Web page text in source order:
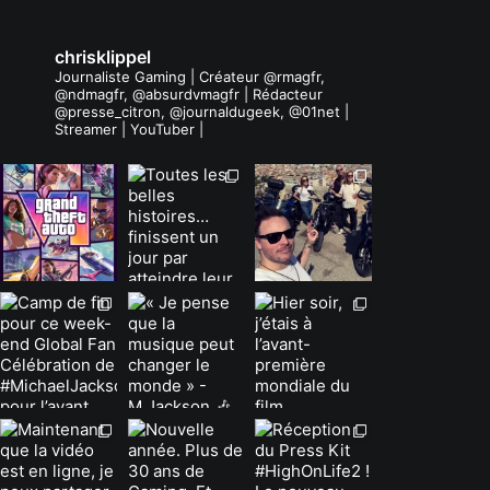
chrisklippel
Journaliste Gaming | Créateur @rmagfr,
@ndmagfr, @absurdvmagfr | Rédacteur
@presse_citron, @journaldugeek, @01net |
Streamer | YouTuber |